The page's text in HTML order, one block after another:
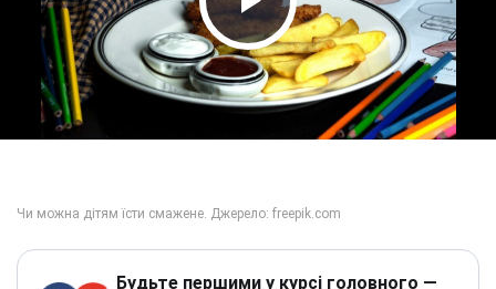
Play Video
Будьте першими у курсі головного —